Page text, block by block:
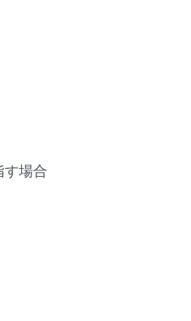
す場合